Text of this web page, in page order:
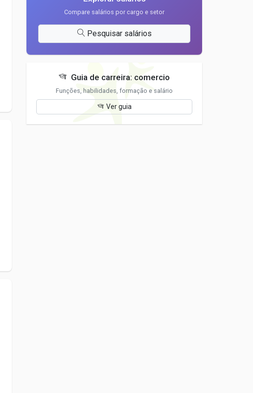
Compare salários por cargo e setor
Pesquisar salários
Guia de carreira: comercio
Funções, habilidades, formação e salário
Ver guia